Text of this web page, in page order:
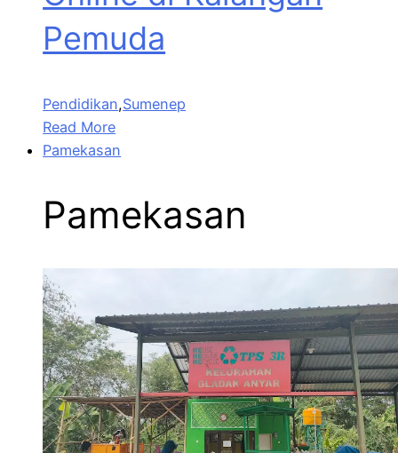
Pemuda
Pendidikan,Sumenep
Read More
Pamekasan
Pamekasan